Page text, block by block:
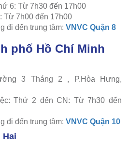
6: Từ 7h30 đến 17h00
Từ 7h00 đến 17h00
đi đến trung tâm: VNVC Quận 8
phố Hồ Chí Minh
3 Tháng 2 , P.Hòa Hưng,
Thứ 2 đến CN: Từ 7h30 đến
đi đến trung tâm: VNVC Quận 10
Hai